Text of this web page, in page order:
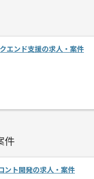
エンド支援の求人・案件
件
ント開発の求人・案件